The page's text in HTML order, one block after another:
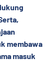
membawa
masuk